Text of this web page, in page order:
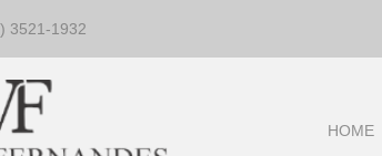
3521-1932
HOME